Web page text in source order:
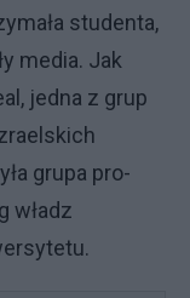
studenta,
media. Jak
jedna z grup
grupa pro-
władz